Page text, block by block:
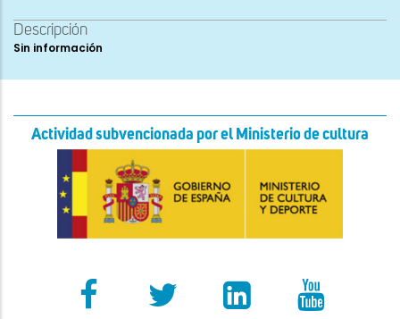
Descripción
Sin información
Actividad subvencionada por el Ministerio de cultura